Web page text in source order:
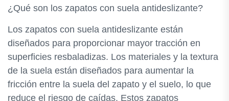
¿Qué son los zapatos con suela antideslizante?
Los zapatos con suela antideslizante están
diseñados para proporcionar mayor tracción en
superficies resbaladizas. Los materiales y la textura
de la suela están diseñados para aumentar la
fricción entre la suela del zapato y el suelo, lo que
reduce el riesgo de caídas. Estos zapatos